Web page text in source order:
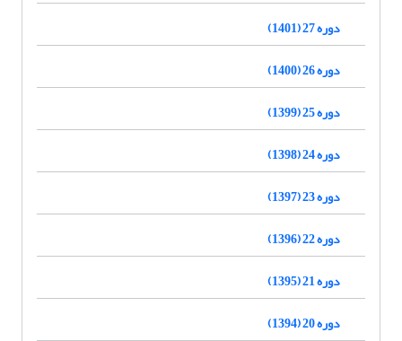
دوره 27 (1401)
دوره 26 (1400)
دوره 25 (1399)
دوره 24 (1398)
دوره 23 (1397)
دوره 22 (1396)
دوره 21 (1395)
دوره 20 (1394)